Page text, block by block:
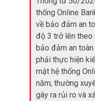
thống Online
về bảo đảm an
độ 3 trở lên theo
bảo đảm an toàn
phải thực hiện
mật hệ thống
năm; thường
gây ra rủi ro và